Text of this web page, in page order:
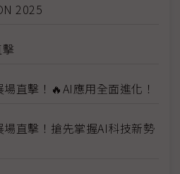
2025
直擊！🔥AI應用全面進化！
場直擊！搶先掌握AI科技新勢